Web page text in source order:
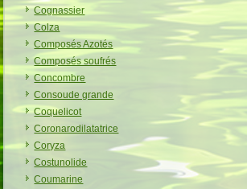
Cognassier
Colza
Composés Azotés
Composés soufrés
Concombre
Consoude grande
Coquelicot
Coronarodilatatrice
Coryza
Costunolide
Coumarine